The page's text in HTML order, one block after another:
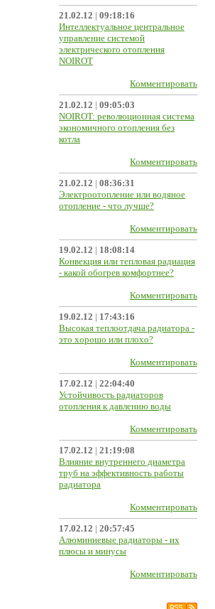
21.02.12 | 09:18:16
Интеллектуальное центральное
управление системой
электрического отопления
NOIROT
Комментировать
21.02.12 | 09:05:03
NOIROT: революционная система
экономичного отопления без
котла
Комментировать
21.02.12 | 08:36:31
Электроотопление или водяное
отопление - что лучше?
Комментировать
19.02.12 | 18:08:14
Конвекция или тепловая радиация
- какой обогрев комфортнее?
Комментировать
19.02.12 | 17:43:16
Высокая теплоотдача радиатора -
это хорошо или плохо?
Комментировать
17.02.12 | 22:04:40
Устойчивость радиаторов
отопления к давлению воды
Комментировать
17.02.12 | 21:19:08
Влияние внутреннего диаметра
труб на эффективность работы
радиатора
Комментировать
17.02.12 | 20:57:45
Алюминиевые радиаторы - их
плюсы и минусы
Комментировать